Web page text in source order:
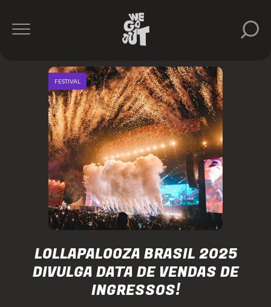
LOLLAPALOOZA BRASIL 2025
DIVULGA DATA DE VENDAS DE
INGRESSOS!
FESTIVAL